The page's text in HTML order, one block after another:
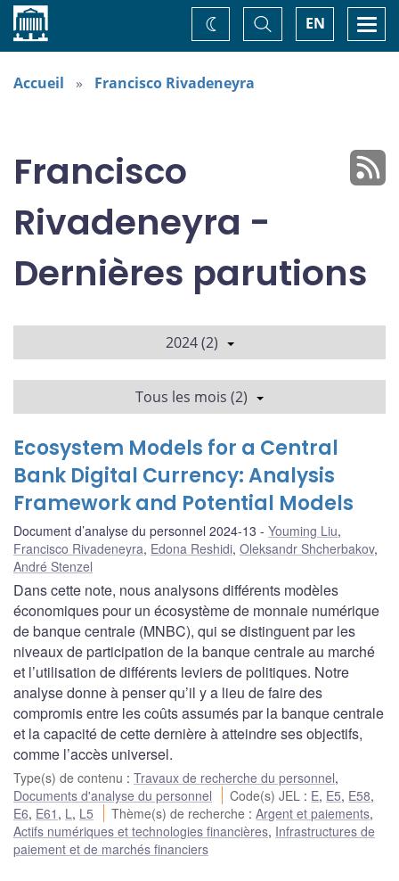
Accueil EN
Basculer
la
recherche
Changez
de
Accueil Francisco Rivadeneyra
Francisco
Rivadeneyra -
Dernières parutions
2024 (2)
Tous les mois (2)
Ecosystem Models for a Central
Bank Digital Currency: Analysis
Framework and Potential Models
Document d’analyse du personnel 2024-13 Youming Liu,
Francisco Rivadeneyra, Edona Reshidi, Oleksandr Shcherbakov,
André Stenzel
Dans cette note, nous analysons différents modèles
économiques pour un écosystème de monnaie numérique
de banque centrale (MNBC), qui se distinguent par les
niveaux de participation de la banque centrale au marché
et l’utilisation de différents leviers de politiques. Notre
analyse donne à penser qu’il y a lieu de faire des
compromis entre les coûts assumés par la banque centrale
et la capacité de cette dernière à atteindre ses objectifs,
comme l’accès universel.
Type(s) de contenu : Travaux de recherche du personnel,
Documents d'analyse du personnel
Code(s) JEL : E, E5, E58,
E6, E61 , L , L5 Thème(s) de recherche :Argent et paiements,
Actifs numériques et technologies financières, Infrastructures de
paiement et de marchés financiers